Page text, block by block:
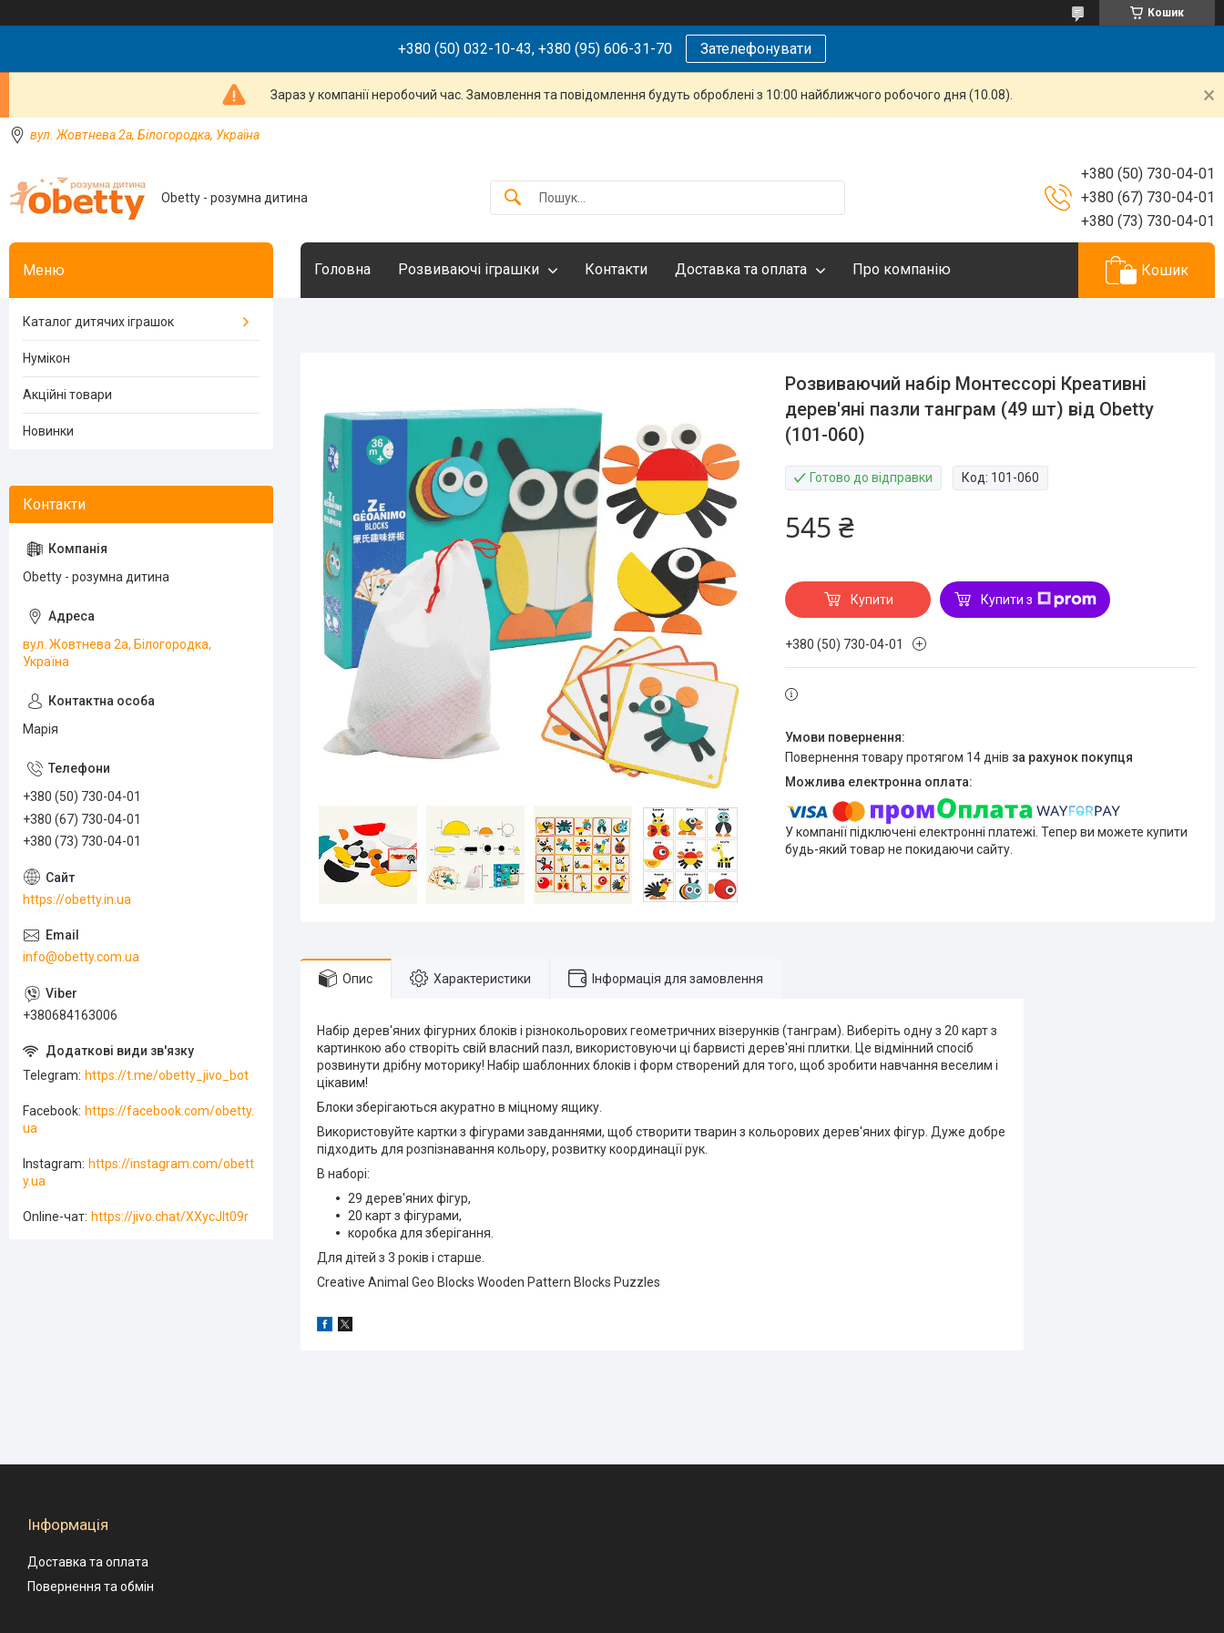
Кошик
+380 (50) 032-10-43, +380 (95) 606-31-70 Зателефонувати
Зараз у компанії неробочий час. Замовлення та повідомлення будуть оброблені з 10:00 найближчого робочого дня (10.08).
вул. Жовтнева 2а, Білогородка, Україна
Obetty - розумна дитина
+380 (50) 730-04-01
+380 (67) 730-04-01
+380 (73) 730-04-01
Головна Розвиваючі іграшки Контакти Доставка та оплата Про компанію Кошик
Розвиваючий набір Монтессорі Креативні
дерев'яні пазли танграм (49 шт) від Obetty
(101-060)
Готово до відправки Код: 101-060
545 ₴
Купити Купити з
+380 (50) 730-04-01
повернення товару протягом 14 днів за рахунок покупця
У компанії підключені електронні платежі. Тепер ви можете купити
будь-який товар не покидаючи сайту.
Опис Характеристики Інформація для замовлення
Набір дерев'яних фігурних блоків і різнокольорових геометричних візерунків (танграм). Виберіть одну з 20 карт з
картинкою або створіть свій власний пазл, використовуючи ці барвисті дерев'яні плитки. Це відмінний спосіб
розвинути дрібну моторику! Набір шаблонних блоків і форм створений для того, щоб зробити навчання веселим і
цікавим!
Блоки зберігаються акуратно в міцному ящику.
Використовуйте картки з фігурами завданнями, щоб створити тварин з кольорових дерев'яних фігур. Дуже добре
підходить для розпізнавання кольору, розвитку координації рук.
В наборі:
29 дерев'яних фігур,
20 карт з фігурами,
коробка для зберігання.
Для дітей з 3 років і старше.
Creative Animal Geo Blocks Wooden Pattern Blocks Puzzles
Каталог дитячих іграшок
Нумікон
Акційні товари
Новинки
Obetty - розумна дитина
вул. Жовтнева 2а, Білогородка,
Україна
Марія
+380 (50) 730-04-01
+380 (67) 730-04-01
+380 (73) 730-04-01
https://obetty.in.ua
info@obetty.com.ua
+380684163006
Telegram https://t.me/obetty_jivo_bot
Facebook https://facebook.com/obetty.
ua
Instagram
https://instagram.com/obett
y.ua
Online-чат https://jivo.chat/XXycJlt09r
Інформація
Доставка та оплата
Повернення та обмін